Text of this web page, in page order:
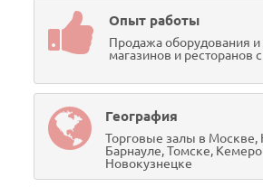
Опыт работы
Продажа оборудования
магазинов и ресторанов
География
Торговые залы в Москве,
Барнауле, Томске,
Новокузнецке